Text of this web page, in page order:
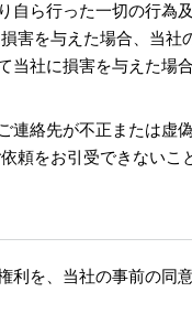
自ら行った一切の行為
害を与えた場合、当
当社に損害を与えた場
連絡先が不正または虚
頼をお引受できない
利を、当社の事前の同